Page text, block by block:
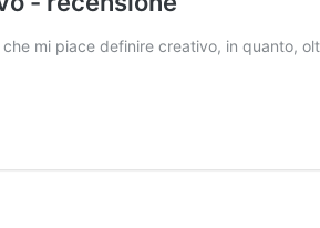
che mi piace definire creativo, in